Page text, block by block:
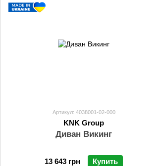
Артикул: 4038001-02-000
KNK Group
Диван Викинг
13 643 грн Купить